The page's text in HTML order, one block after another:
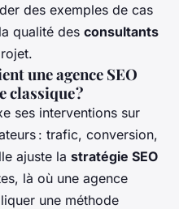
des exemples de cas
qualité des consultants
une agence SEO
classique ?
ses interventions sur
: trafic, conversion,
ajuste la stratégie SEO
là où une agence
une méthode